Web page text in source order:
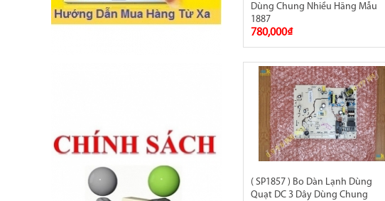
Dùng Chung Nhiều Hãng Mẫu
1887
780,000₫
( SP1857 ) Bo Dàn Lạnh Dùng
Quạt DC 3 Dây Dùng Chung